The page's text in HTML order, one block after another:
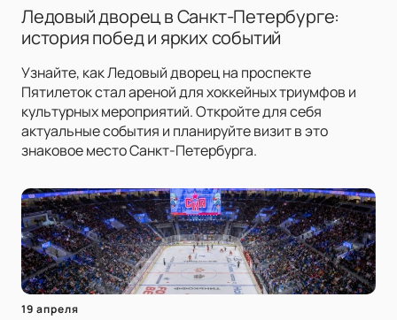
Ледовый дворец в Санкт-Петербурге:
история побед и ярких событий
Узнайте, как Ледовый дворец на проспекте
Пятилеток стал ареной для хоккейных триумфов и
культурных мероприятий. Откройте для себя
актуальные события и планируйте визит в это
знаковое место Санкт-Петербурга.
19 апреля